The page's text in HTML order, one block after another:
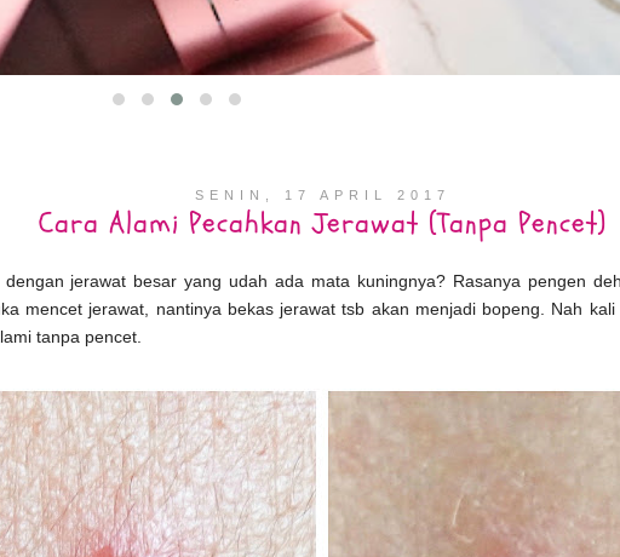
SENIN, 17 APRIL 2017
Cara Alami Pecahkan Jerawat (Tanpa Pencet)
jerawat besar yang udah ada mata kuningnya? Rasanya pengen
mencet jerawat, nantinya bekas jerawat tsb akan menjadi bopeng. Nah
tanpa pencet.